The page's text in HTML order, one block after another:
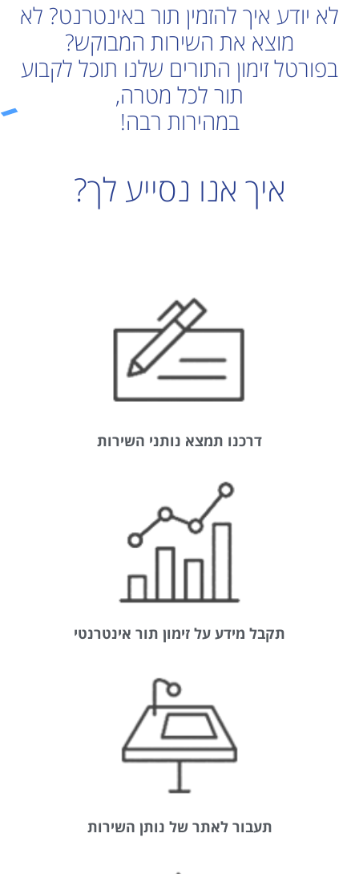
לא יודע איך להזמין תור באינטרנט? לא
מוצא את השירות המבוקש?
בפורטל זימון התורים שלנו תוכל לקבוע
תור לכל מטרה,
במהירות רבה!
איך אנו נסייע לך?
דרכנו תמצא נותני השירות
תקבל מידע על זימון תור אינטרנטי
תעבור לאתר של נותן השירות